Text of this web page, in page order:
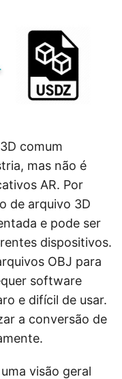
comum
mas não é
AR. Por
de arquivo 3D
e pode ser
dispositivos.
OBJ para
software
e difícil de usar.
a conversão de
visão geral